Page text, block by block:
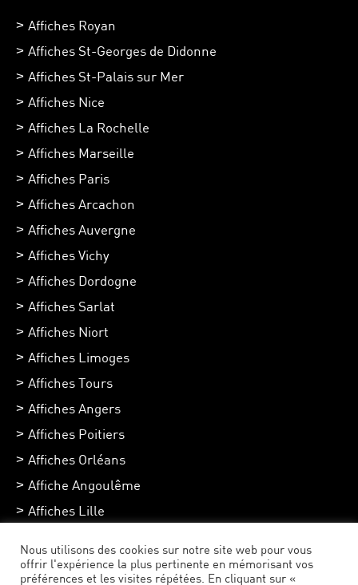
Affiches Royan
Affiches St-Georges de Didonne
Affiches St-Palais sur Mer
Affiches Nice
Affiches La Rochelle
Affiches Marseille
Affiches Paris
Affiches Arcachon
Affiches Auvergne
Affiches Vichy
Affiches Dordogne
Affiches Sarlat
Affiches Niort
Affiches Limoges
Affiches Tours
Affiches Angers
Affiches Poitiers
Affiches Orléans
Affiche Angoulême
Affiches Lille
Affiches Toulouse
Nous utilisons des cookies sur notre site web pour vous
offrir l'expérience la plus pertinente en mémorisant vos
préférences et les visites répétées. En cliquant sur «